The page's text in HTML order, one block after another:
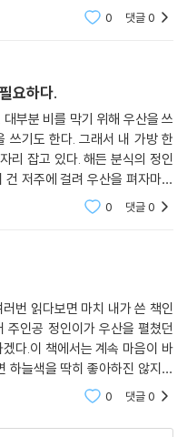
문에 우산을 들고나올 수 없다.
0 댓글0
요하다.
부분 비를 막기 위해 우산을 쓰
쓰기도 한다. 그래서 내 가방 한
리 잡고 있다. 해든 분식의 정인
저주에 걸려 우산을 펴자마자
람으로 돌아올지 마음 졸이며
0 댓글0
번 읽다보면 마치 내가 쓴 책인
주인공 정인이가 우산을 펼쳤던
다.이 책에서는 계속 마음이 바
하늘색을 딱히 좋아하진 않지만
이 좋아졌다 싫어졌다 하는 부
0 댓글0